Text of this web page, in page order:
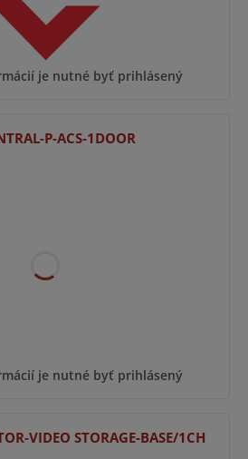
je nutné byť prihlásený
P-ACS-1DOOR
je nutné byť prihlásený
VIDEO STORAGE-BASE/1CH